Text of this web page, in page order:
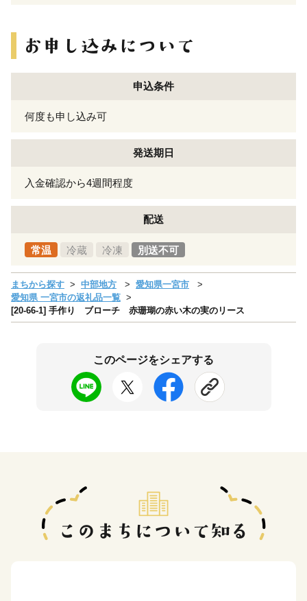
申込条件
何度も申し込み可
発送期日
入金確認から4週間程度
配送
常温 冷蔵 冷凍 別送不可
まちから探す 中部地方
愛知県一宮市
愛知県 一宮市の返礼品一覧
[20-66-1] 手作り ブローチ 赤珊瑚の赤い木の実のリース
このページをシェアする